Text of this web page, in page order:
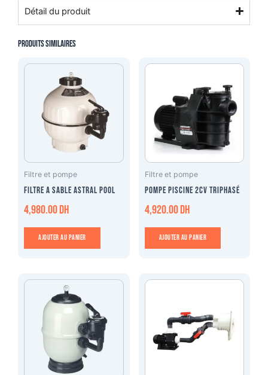
triphase
Détail du produit
Produits similaires
Filtre et pompe
Filtre a sable astral pool
4,980.00DH
Ajouter au panier
Filtre et pompe
Pompe piscine 2cv triphasé
4,920.00DH
Ajouter au panier